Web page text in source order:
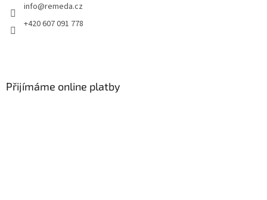
info@remeda.cz
+420 607 091 778
Přijímáme online platby